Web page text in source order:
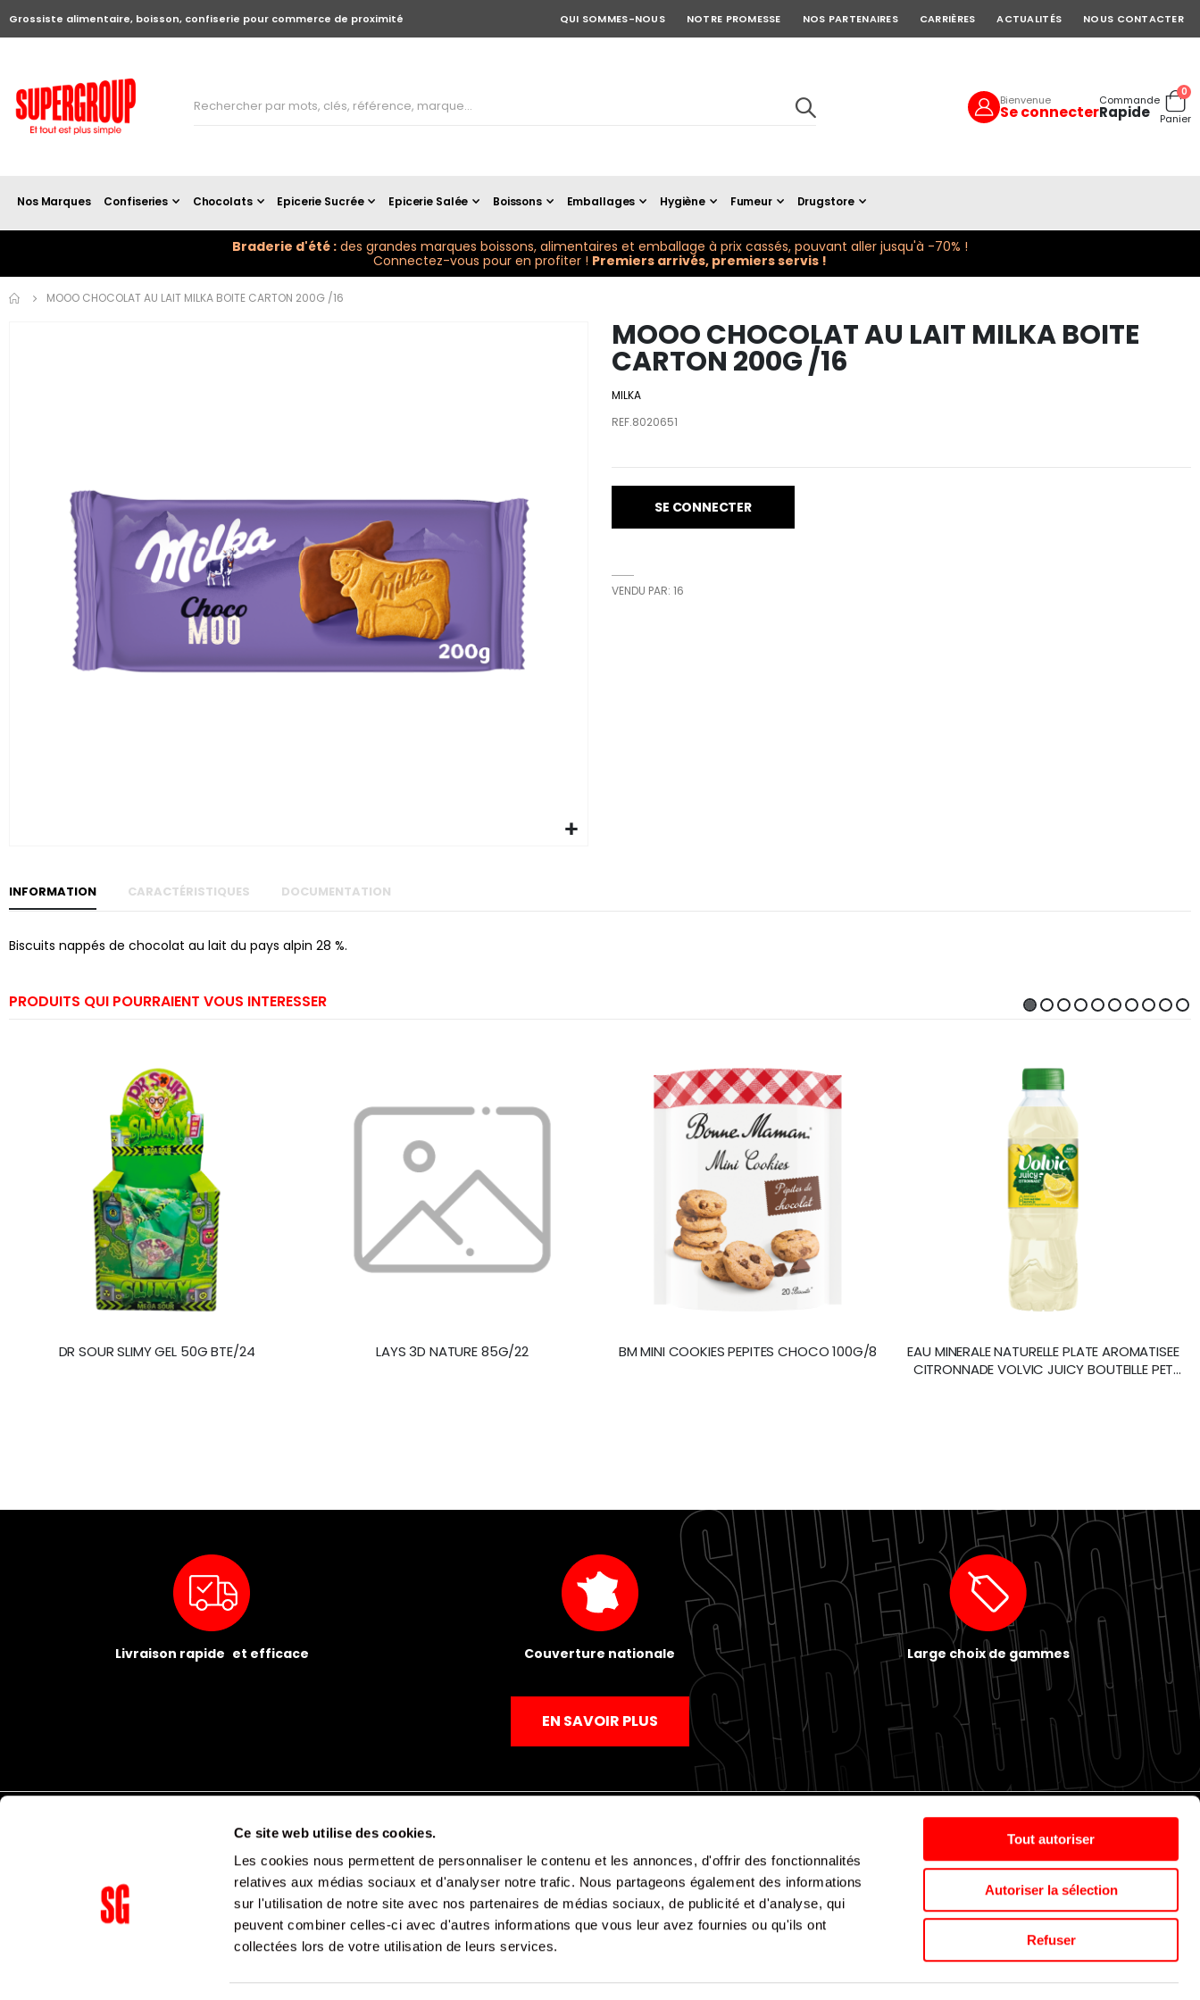
Ce site web utilise des cookies.
Les cookies nous permettent de personnaliser le contenu et les annonces, d'offrir des fonctionnalités
relatives aux médias sociaux et d'analyser notre trafic. Nous partageons également des informations
sur l'utilisation de notre site avec nos partenaires de médias sociaux, de publicité et d'analyse, qui
peuvent combiner celles-ci avec d'autres informations que vous leur avez fournies ou qu'ils ont
collectées lors de votre utilisation de leurs services.
Tout autoriser
Autoriser la sélection
Refuser
Grossiste alimentaire, boisson, confiserie pour commerce de proximité QUI SOMMES-NOUS NOTRE PROMESSE NOS PARTENAIRES CARRIÈRES ACTUALITÉS NOUS CONTACTER
Bienvenue
Se connecter
Commande
Rapide Cart
0
Panier
Nos Marques Confiseries Chocolats Epicerie Sucrée Epicerie Salée Boissons Emballages Hygiène Fumeur Drugstore
Braderie d'été : des grandes marques boissons, alimentaires et emballage à prix cassés, pouvant aller jusqu'à -70% !
Connectez-vous pour en profiter ! Premiers arrivés, premiers servis !
MOOO CHOCOLAT AU LAIT MILKA BOITE CARTON 200G /16
the
MOOO CHOCOLAT AU LAIT MILKA BOITE
CARTON 200G /16
MILKA
REF.8020651
SE CONNECTER
VENDU PAR: 16
INFORMATION
Biscuits nappés de chocolat au lait du pays alpin 28 %.
CARACTÉRISTIQUES DOCUMENTATION
PRODUITS QUI POURRAIENT VOUS INTERESSER
DR SOUR SLIMY GEL 50G BTE/24 LAYS 3D NATURE 85G/22 BM MINI COOKIES PEPITES CHOCO 100G/8
EAU MINERALE NATURELLE PLATE AROMATISEE
CITRONNADE VOLVIC JUICY BOUTEILLE PET
Livraison rapide et efficace Couverture nationale Large choix de gammes
EN SAVOIR PLUS
Mentions légales Politique de confidentialité CGV Politique de cookies Nos agences Espace presse